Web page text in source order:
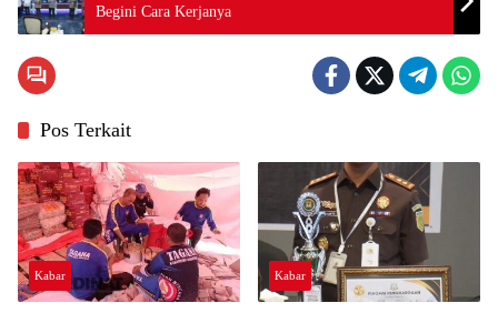
Begini Cara Kerjanya
Pos Terkait
Kabar Kabar